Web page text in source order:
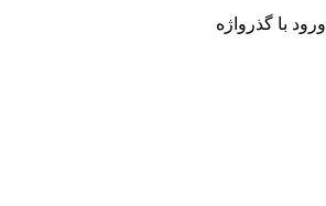
ورود با گذرواژه